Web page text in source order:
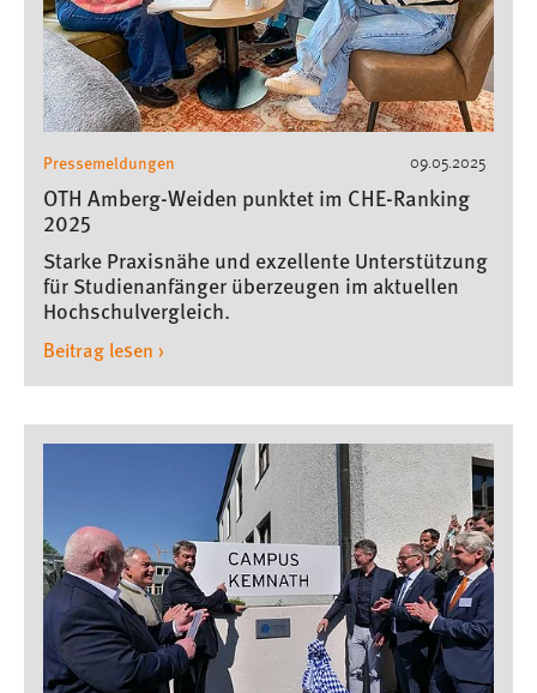
09.05.2025
Pressemeldungen
OTH Amberg-Weiden punktet im CHE-Ranking
2025
Starke Praxisnähe und exzellente Unterstützung
für Studienanfänger überzeugen im aktuellen
Hochschulvergleich.
Beitrag lesen ›